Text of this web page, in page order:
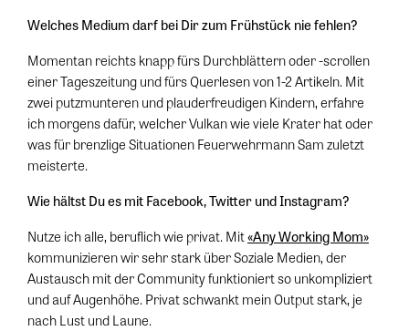
Welches Medium darf bei Dir zum Frühstück nie fehlen?
Momentan reichts knapp fürs Durchblättern oder -scrollen
einer Tageszeitung und fürs Querlesen von 1-2 Artikeln. Mit
zwei putzmunteren und plauderfreudigen Kindern, erfahre
ich morgens dafür, welcher Vulkan wie viele Krater hat oder
was für brenzlige Situationen Feuerwehrmann Sam zuletzt
meisterte.
Wie hältst Du es mit Facebook, Twitter und Instagram?
Nutze ich alle, beruflich wie privat. Mit«Any Working Mom»
kommunizieren wir sehr stark über Soziale Medien, der
Austausch mit der Community funktioniert so unkompliziert
und auf Augenhöhe. Privat schwankt mein Output stark, je
nach Lust und Laune.